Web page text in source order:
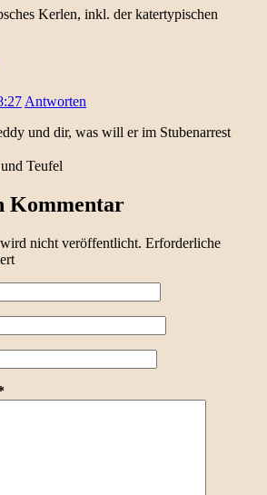
Kerlen, inkl. der katertypischen
Antworten
und dir, was will er im Stubenarrest
Teufel
Kommentar
nicht veröffentlicht. Erforderliche